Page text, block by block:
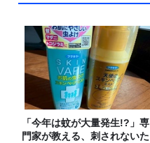
「今年は蚊が大量発生!?」専
門家が教える、刺されないた